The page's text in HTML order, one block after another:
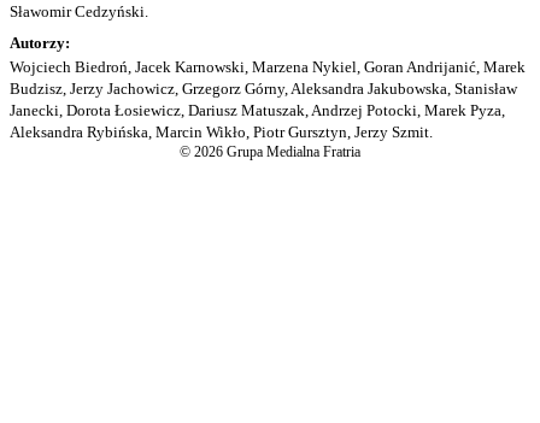
Sławomir Cedzyński.
Autorzy:
Wojciech Biedroń, Jacek Karnowski, Marzena Nykiel, Goran Andrijanić, Marek
Budzisz, Jerzy Jachowicz, Grzegorz Górny, Aleksandra Jakubowska, Stanisław
Janecki, Dorota Łosiewicz, Dariusz Matuszak, Andrzej Potocki, Marek Pyza,
Aleksandra Rybińska, Marcin Wikło, Piotr Gursztyn, Jerzy Szmit.
© 2026 Grupa Medialna Fratria